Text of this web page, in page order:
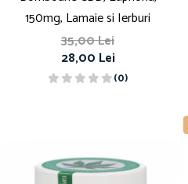
150mg, Lamaie si Ierburi
35,00 Lei
28,00 Lei
(0)